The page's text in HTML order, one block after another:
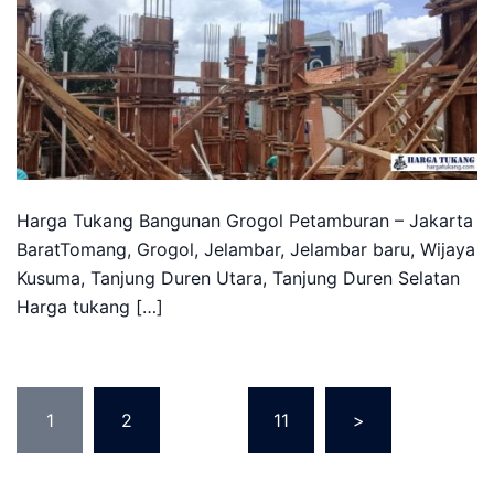
Harga Tukang Bangunan Grogol Petamburan – Jakarta
BaratTomang, Grogol, Jelambar, Jelambar baru, Wijaya
Kusuma, Tanjung Duren Utara, Tanjung Duren Selatan
Harga tukang […]
pagination
1 2 11 >